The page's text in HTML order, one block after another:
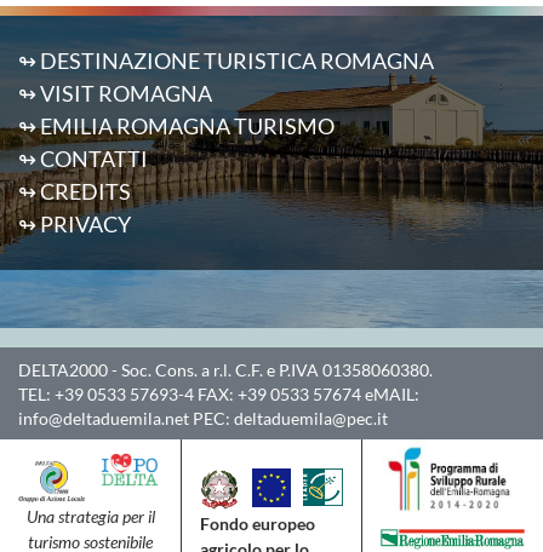
↬ DESTINAZIONE TURISTICA ROMAGNA
↬ VISIT ROMAGNA
↬ EMILIA ROMAGNA TURISMO
↬ CONTATTI
↬ CREDITS
↬ PRIVACY
DELTA2000- Soc. Cons. a r.l. C.F. e P.IVA 01358060380.
TEL: +39 0533 57693-4 FAX: +39 0533 57674eMAIL:
info@deltaduemila.net PEC: deltaduemila@pec.it
Una strategia per il
turismo sostenibile
Fondo europeo